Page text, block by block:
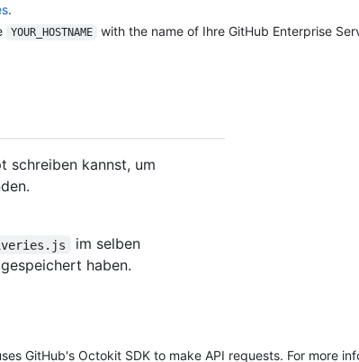
.
YOUR_HOSTNAME with the name of Ihre GitHub Enterprise
schreiben kannst, um
im selben
haben.
GitHub's Octokit SDK to make API requests. For more